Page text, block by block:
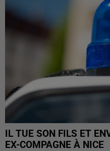
IL TUE SON FILS ET
EX-COMPAGNE À NICE